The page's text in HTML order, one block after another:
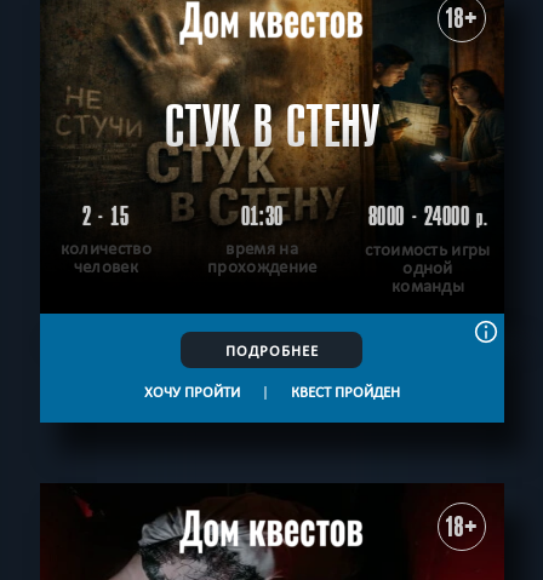
18+
СТУК В СТЕНУ
2 - 15
количество
человек
01:30
время на
прохождение
8000 - 24000р.
стоимость игры
одной
команды
ПОДРОБНЕЕ
ХОЧУ ПРОЙТИ | КВЕСТ ПРОЙДЕН
18+